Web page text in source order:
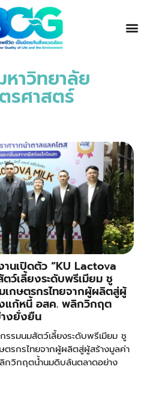
าวิทยาลัย
รศาสตร์
านเปิดตัว “KU Lactova
ว์เลี้ยงระดับพรีเมียม ชู
เกษตรกรไทยจากผู้ผลิตสู่ผู้
แก้หนี้ อสค. พลิกวิกฤต
งยั่งยืน
รมนมสัตว์เลี้ยงระดับพรีเมียม ชู
ตรกรไทยจากผู้ผลิตสู่ผู้สร้างมูลค่า
วิกฤตน้ำนมดิบล้นตลาดอย่าง